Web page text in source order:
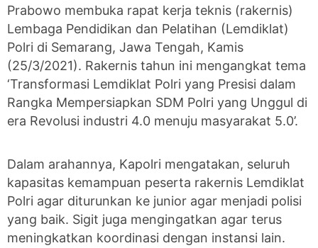
Prabowo membuka rapat kerja teknis (rakernis)
Lembaga Pendidikan dan Pelatihan (Lemdiklat)
Polri di Semarang, Jawa Tengah, Kamis
(25/3/2021). Rakernis tahun ini mengangkat tema
‘Transformasi Lemdiklat Polri yang Presisi dalam
Rangka Mempersiapkan SDM Polri yang Unggul di
era Revolusi industri 4.0 menuju masyarakat 5.0’.
Dalam arahannya, Kapolri mengatakan, seluruh
kapasitas kemampuan peserta rakernis Lemdiklat
Polri agar diturunkan ke junior agar menjadi polisi
yang baik. Sigit juga mengingatkan agar terus
meningkatkan koordinasi dengan instansi lain.